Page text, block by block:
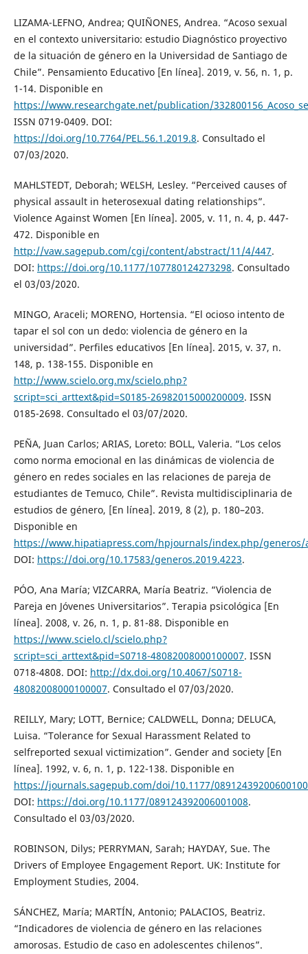
LIZAMA-LEFNO, Andrea; QUIÑONES, Andrea. “Acoso sexual
en el contexto universitario: estudio Diagnóstico proyectivo
de la situación de género en la Universidad de Santiago de
Chile”. Pensamiento Educativo [En línea]. 2019, v. 56, n. 1, p.
1-14. Disponible en
https://www.researchgate.net/publication/
ISSN 0719-0409. DOI:
https://doi.org/10.7764/PEL.56.1.2019.8. Consultado el
07/03/2020.
MAHLSTEDT, Deborah; WELSH, Lesley. “Perceived causes of
physical assault in heterosexual dating relationships”.
Violence Against Women [En línea]. 2005, v. 11, n. 4, p. 447-
472. Disponible en
http://vaw.sagepub.com/cgi/content/abstract/11/4/447.
DOI: https://doi.org/10.1177/107780124273298. Consultado
el 03/03/2020.
MINGO, Araceli; MORENO, Hortensia. “El ocioso intento de
tapar el sol con un dedo: violencia de género en la
universidad”. Perfiles educativos [En línea]. 2015, v. 37, n.
148, p. 138-155. Disponible en
http://www.scielo.org.mx/scielo.php?
script=sci_arttext&pid=S0185-26982015000200009. ISSN
0185-2698. Consultado el 03/07/2020.
PEÑA, Juan Carlos; ARIAS, Loreto: BOLL, Valeria. “Los celos
como norma emocional en las dinámicas de violencia de
género en redes sociales en las relaciones de pareja de
estudiantes de Temuco, Chile”. Revista multidisciplinaria de
estudios de género, [En línea]. 2019, 8 (2), p. 180–203.
Disponible en
https://www.hipatiapress.com/hpjournals/index.php/
DOI: https://doi.org/10.17583/generos.2019.4223.
PÓO, Ana María; VIZCARRA, María Beatriz. “Violencia de
Pareja en Jóvenes Universitarios”. Terapia psicológica [En
línea]. 2008, v. 26, n. 1, p. 81-88. Disponible en
https://www.scielo.cl/scielo.php?
script=sci_arttext&pid=S0718-48082008000100007. ISSN
0718-4808. DOI: http://dx.doi.org/10.4067/S0718-
48082008000100007. Consultado el 07/03/2020.
REILLY, Mary; LOTT, Bernice; CALDWELL, Donna; DELUCA,
Luisa. “Tolerance for Sexual Harassment Related to
selfreported sexual victimization”. Gender and society [En
línea]. 1992, v. 6, n. 1, p. 122-138. Disponible en
https://journals.sagepub.com/doi/10.1177/
DOI: https://doi.org/10.1177/089124392006001008.
Consultado el 03/03/2020.
ROBINSON, Dilys; PERRYMAN, Sarah; HAYDAY, Sue. The
Drivers of Employee Engagement Report. UK: Institute for
Employment Studies, 2004.
SÁNCHEZ, María; MARTÍN, Antonio; PALACIOS, Beatriz.
“Indicadores de violencia de género en las relaciones
amorosas. Estudio de caso en adolescentes chilenos”.